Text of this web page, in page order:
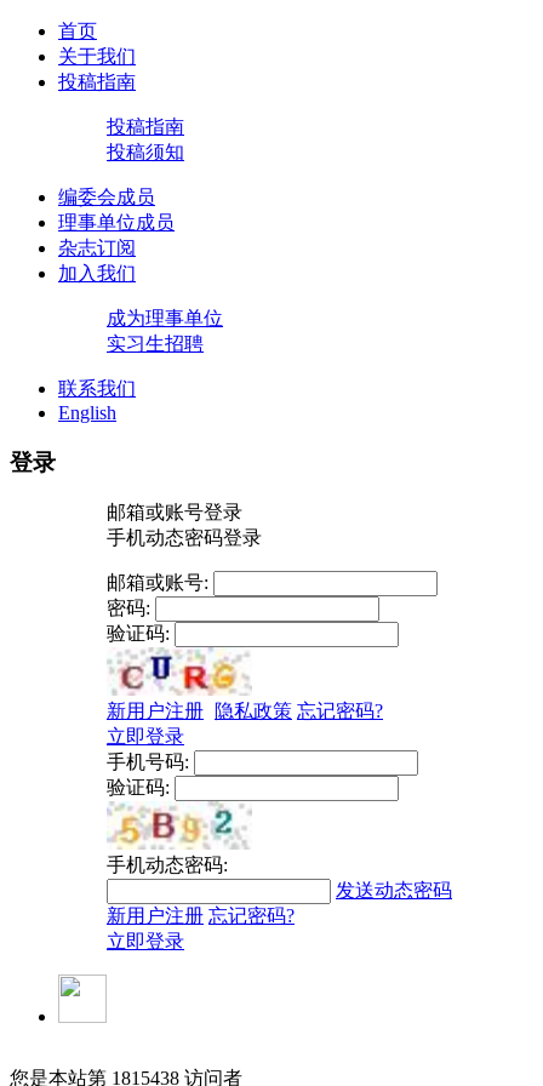
首页
关于我们
投稿指南
投稿指南
投稿须知
编委会成员
理事单位成员
杂志订阅
加入我们
成为理事单位
实习生招聘
联系我们
English
登录
邮箱或账号登录
手机动态密码登录
邮箱或账号:
密码:
验证码:
新用户注册 隐私政策 忘记密码?
立即登录
手机号码:
验证码:
手机动态密码:
发送动态密码
新用户注册 忘记密码?
立即登录
您是本站第 1815438 访问者